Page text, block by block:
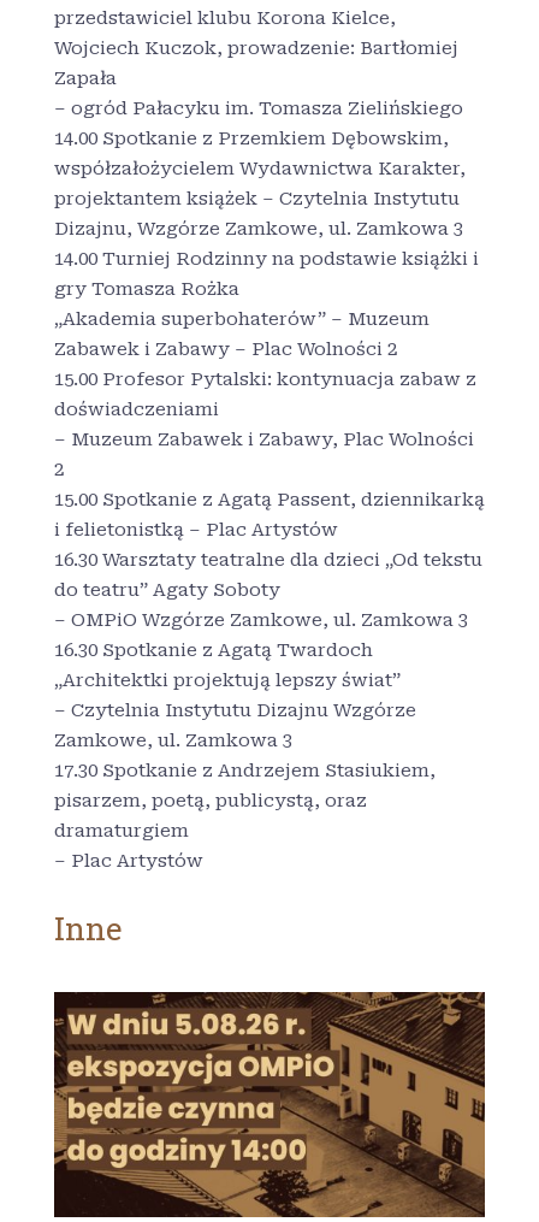
przedstawiciel klubu Korona Kielce,
Wojciech Kuczok, prowadzenie: Bartłomiej
Zapała
– ogród Pałacyku im. Tomasza Zielińskiego
14.00 Spotkanie z Przemkiem Dębowskim,
współzałożycielem Wydawnictwa Karakter,
projektantem książek – Czytelnia Instytutu
Dizajnu, Wzgórze Zamkowe, ul. Zamkowa 3
14.00 Turniej Rodzinny na podstawie książki i
gry Tomasza Rożka
„Akademia superbohaterów” – Muzeum
Zabawek i Zabawy – Plac Wolności 2
15.00 Profesor Pytalski: kontynuacja zabaw z
doświadczeniami
– Muzeum Zabawek i Zabawy, Plac Wolności
2
15.00 Spotkanie z Agatą Passent, dziennikarką
i felietonistką – Plac Artystów
16.30 Warsztaty teatralne dla dzieci „Od tekstu
do teatru” Agaty Soboty
– OMPiO Wzgórze Zamkowe, ul. Zamkowa 3
16.30 Spotkanie z Agatą Twardoch
„Architektki projektują lepszy świat”
– Czytelnia Instytutu Dizajnu Wzgórze
Zamkowe, ul. Zamkowa 3
17.30 Spotkanie z Andrzejem Stasiukiem,
pisarzem, poetą, publicystą, oraz
dramaturgiem
– Plac Artystów
Inne